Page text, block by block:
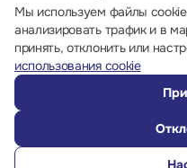
© 2013
Мы используем файлы
анализировать трафик и в
принять, отклонить или
использования cookie